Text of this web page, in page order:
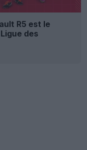
R5 est le
des